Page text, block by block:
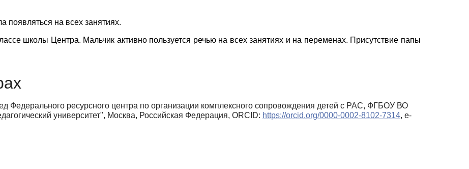
появляться на всех занятиях.
школы Центра. Мальчик активно пользуется речью на всех занятиях и на переменах. Присутствие папы
Федерального ресурсного центра по организации комплексного сопровождения детей с РАС, ФГБОУ ВО
университет", Москва, Российская Федерация, ORCID: https://orcid.org/0000-0002-8102-7314, e-